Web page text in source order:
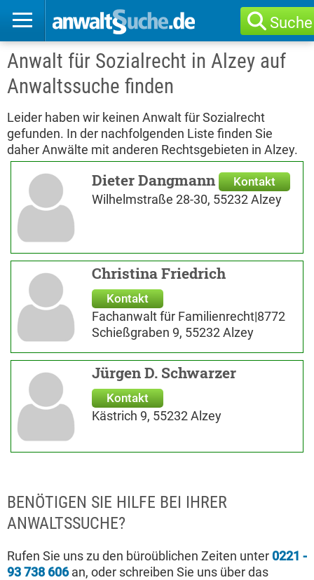
Suche
Anwalt für Sozialrecht in Alzey auf
Anwaltssuche finden
Leider haben wir keinen Anwalt für Sozialrecht
gefunden. In der nachfolgenden Liste finden Sie
daher Anwälte mit anderen Rechtsgebieten in Alzey.
Dieter Dangmann Kontakt
Wilhelmstraße 28-30, 55232 Alzey
Christina Friedrich
Kontakt
Fachanwalt für Familienrecht|8772
Schießgraben 9, 55232 Alzey
Jürgen D. Schwarzer
Kontakt
Kästrich 9, 55232 Alzey
BENÖTIGEN SIE HILFE BEI IHRER
ANWALTSSUCHE?
Rufen Sie uns zu den büroüblichen Zeiten unter 0221 -
93 738 606an, oder schreiben Sie uns über das